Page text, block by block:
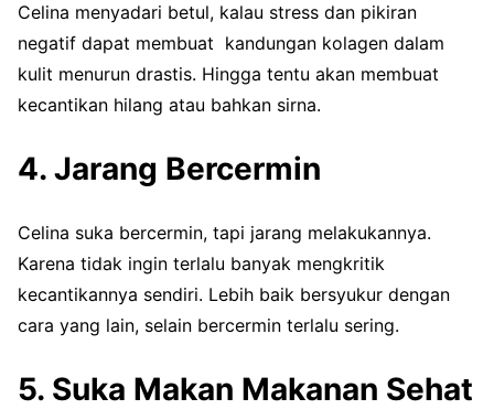
Celina menyadari betul, kalau stress dan pikiran
negatif dapat membuat kandungan kolagen dalam
kulit menurun drastis. Hingga tentu akan membuat
kecantikan hilang atau bahkan sirna.
4. Jarang Bercermin
Celina suka bercermin, tapi jarang melakukannya.
Karena tidak ingin terlalu banyak mengkritik
kecantikannya sendiri. Lebih baik bersyukur dengan
cara yang lain, selain bercermin terlalu sering.
5. Suka Makan Makanan Sehat